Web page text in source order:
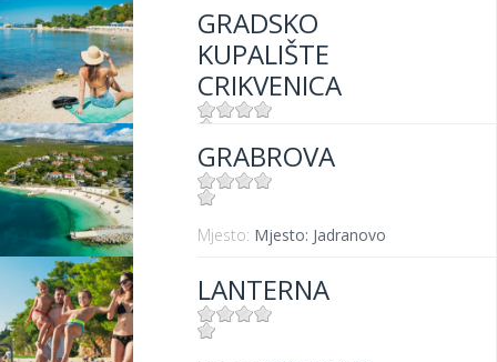
GRADSKO
KUPALIŠTE
CRIKVENICA
Mjesto:Mjesto: Crikvenica
GRABROVA
Mjesto: Mjesto: Jadranovo
LANTERNA